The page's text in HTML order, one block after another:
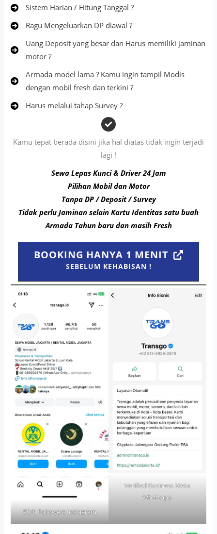
Sistem Harian / Hitung Tanggal ?
Ragu Mengeluarkan DP diawal ?
Uang Deposit yang besar dan Harus memiliki jaminan
motor ?
Armada model lama ? Kamu ingin tampil Modis
dengan mobil fresh dan terkini ?
Harus melalui tahap Survey ?
Kamu tepat berada disini jika hal diatas tidak ingin terjadi
lagi !
Sewa Lepas Kunci & Driver 24 Jam
Pilihan Mobil dan Motor
Tanpa DP / Deposit / Survey
Tidak perlu Jaminan selain Kartu Identitas satu buah
Armada Tahun baru dan masih Fresh
BOOKING HANYA 1 MENIT
SEBELUM KEHABISAN !
90rb Followers Instagram
Verified Business Meta
Whatsapp